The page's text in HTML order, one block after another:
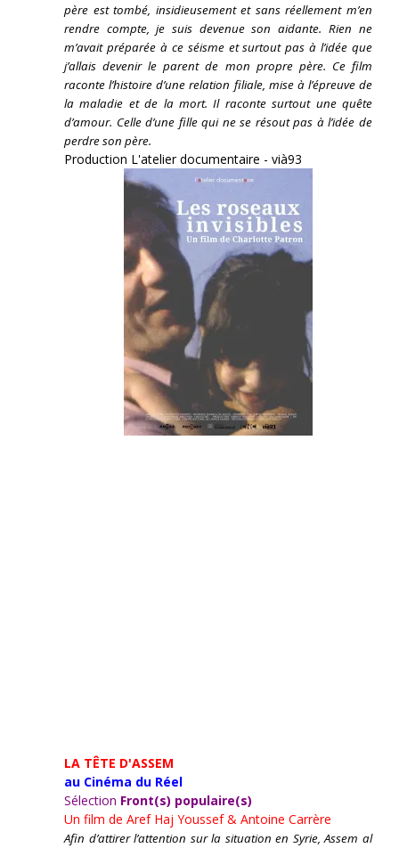
père est tombé, insidieusement et sans réellement m’en
rendre compte, je suis devenue son aidante. Rien ne
m’avait préparée à ce séisme et surtout pas à l’idée que
j’allais devenir le parent de mon propre père. Ce film
raconte l’histoire d’une relation filiale, mise à l’épreuve de
la maladie et de la mort. Il raconte surtout une quête
d’amour. Celle d’une fille qui ne se résout pas à l’idée de
perdre son père.
Production L'atelier documentaire - vià93
LA TÊTE D'ASSEM
au Cinéma du Réel
Sélection Front(s) populaire(s)
Un film de Aref Haj Youssef & Antoine Carrère
Afin d’attirer l’attention sur la situation en Syrie, Assem al